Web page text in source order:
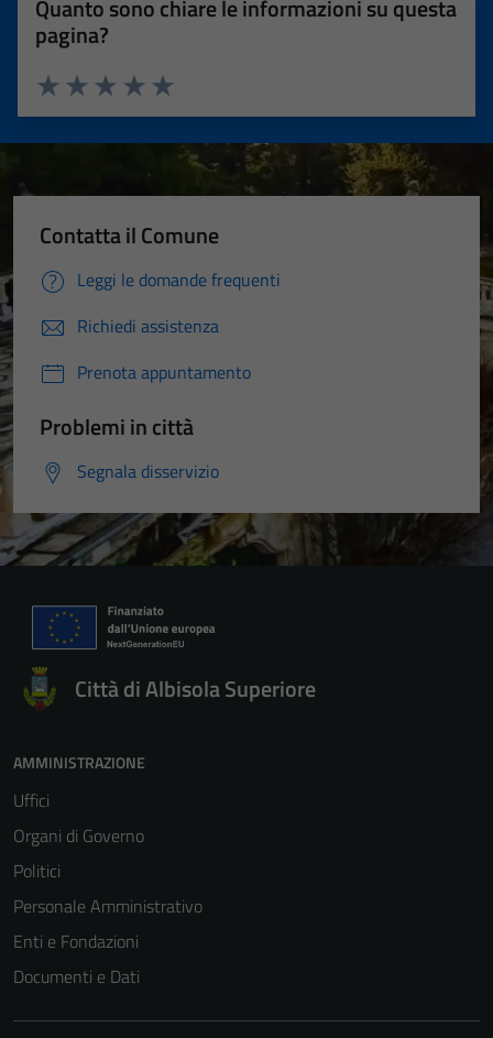
Quanto sono chiare le informazioni su questa
pagina?
Valuta 5 stelle su 5
Valuta 4 stelle su 5
Valuta 3 stelle su 5
Valuta 2 stelle su 5
Valuta 1 stelle su 5
Contatta il Comune
Leggi le domande frequenti
Richiedi assistenza
Prenota appuntamento
Problemi in città
Segnala disservizio
Città di Albisola Superiore
AMMINISTRAZIONE
Uffici
Organi di Governo
Politici
Personale Amministrativo
Enti e Fondazioni
Documenti e Dati